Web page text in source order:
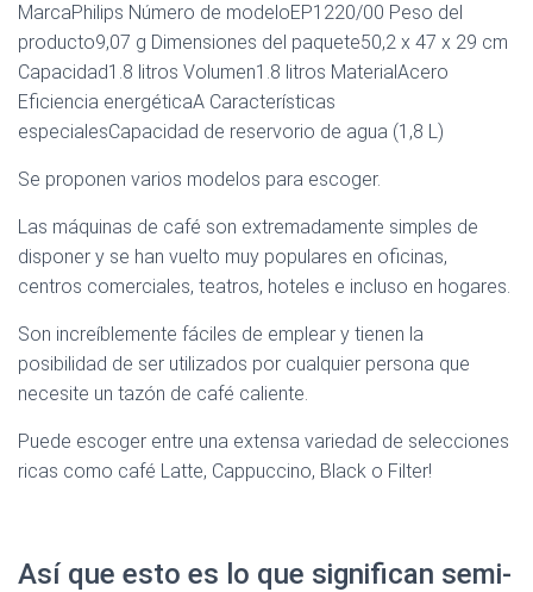
MarcaPhilips Número de modeloEP1220/00 Peso del
producto9,07 g Dimensiones del paquete50,2 x 47 x 29 cm
Capacidad1.8 litros Volumen1.8 litros MaterialAcero
Eficiencia energéticaA Características
especialesCapacidad de reservorio de agua (1,8 L)
Se proponen varios modelos para escoger.
Las máquinas de café son extremadamente simples de
disponer y se han vuelto muy populares en oficinas,
centros comerciales, teatros, hoteles e incluso en hogares.
Son increíblemente fáciles de emplear y tienen la
posibilidad de ser utilizados por cualquier persona que
necesite un tazón de café caliente.
Puede escoger entre una extensa variedad de selecciones
ricas como café Latte, Cappuccino, Black o Filter!
Así que esto es lo que significan semi-